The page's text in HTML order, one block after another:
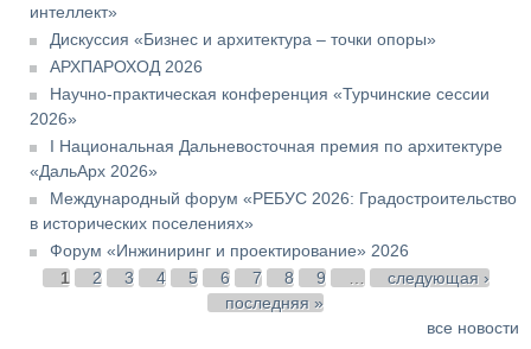
интеллект»
Дискуссия «Бизнес и архитектура – точки опоры»
АРХПАРОХОД 2026
Научно-практическая конференция «Турчинские сессии
2026»
I Национальная Дальневосточная премия по архитектуре
«ДальАрх 2026»
Международный форум «РЕБУС 2026: Градостроительство
в исторических поселениях»
Форум «Инжиниринг и проектирование» 2026
Страницы
1 2 3 4 5 6 7 8 9
следующая ›
последняя »
все новости